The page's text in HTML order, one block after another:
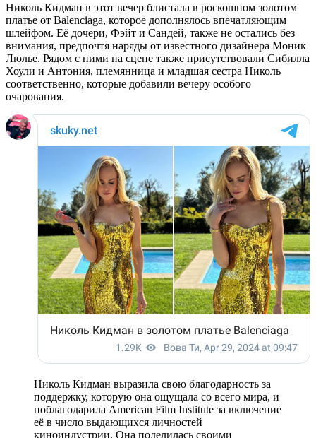
Николь Кидман в этот вечер блистала в роскошном золотом
платье от Balenciaga, которое дополнялось впечатляющим
шлейфом. Её дочери, Фэйт и Сандей, также не остались без
внимания, предпочтя наряды от известного дизайнера Моник
Люлье. Рядом с ними на сцене также присутствовали Сибилла
Хоули и Антония, племянница и младшая сестра Николь
соответственно, которые добавили вечеру особого
очарования.
Николь Кидман выразила свою благодарность за
поддержку, которую она ощущала со всего мира, и
поблагодарила American Film Institute за включение
её в число выдающихся личностей
киноиндустрии. Она поделилась своими